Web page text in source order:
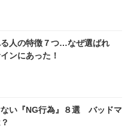
人の特徴７つ…なぜ選ばれ
ンにあった！
い『NG行為』８選 バッドマ